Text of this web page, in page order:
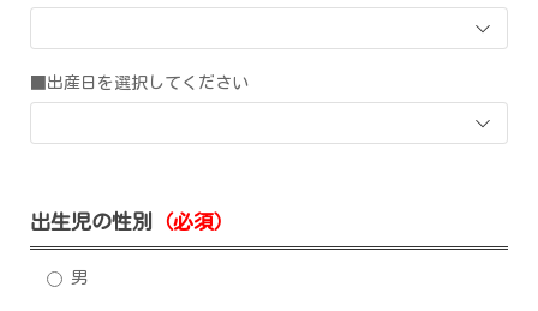
■出産日を選択してください
出生児の性別 （必須）
男